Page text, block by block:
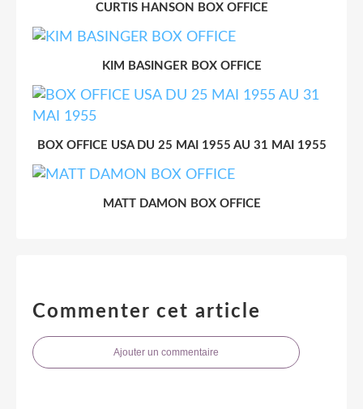
CURTIS HANSON BOX OFFICE
KIM BASINGER BOX OFFICE
BOX OFFICE USA DU 25 MAI 1955 AU 31 MAI 1955
MATT DAMON BOX OFFICE
Commenter cet article
Ajouter un commentaire